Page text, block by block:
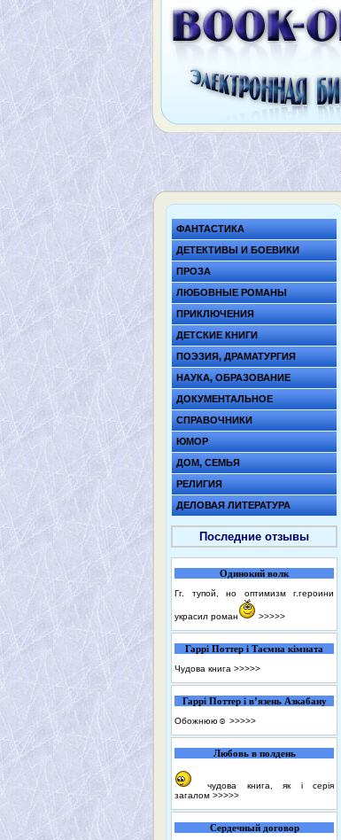
ФАНТАСТИКА
ДЕТЕКТИВЫ И БОЕВИКИ
ПРОЗА
ЛЮБОВНЫЕ РОМАНЫ
ПРИКЛЮЧЕНИЯ
ДЕТСКИЕ КНИГИ
ПОЭЗИЯ, ДРАМАТУРГИЯ
НАУКА, ОБРАЗОВАНИЕ
ДОКУМЕНТАЛЬНОЕ
СПРАВОЧНИКИ
ЮМОР
ДОМ, СЕМЬЯ
РЕЛИГИЯ
ДЕЛОВАЯ ЛИТЕРАТУРА
Последние отзывы
Одинокий волк
Гг. тупой, но оптимизм г.героини
украсил роман >>>>>
Гаррі Поттер і Таємна кімната
Чудова книга >>>>>
Гаррі Поттер і в’язень Азкабану
Обожнюю☺️ >>>>>
Любовь в полдень
чудова книга, як і серія
загалом >>>>>
Сердечный договор